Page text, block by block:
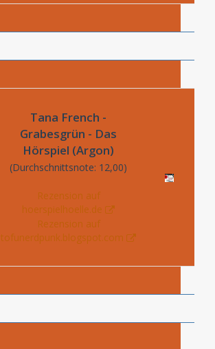
Tana French -
Grabesgrün - Das
Hörspiel (Argon)
(Durchschnittsnote: 12,00)
Rezension auf
hoerspielhoelle.de
Rezension auf
tofunerdpunk.blogspot.com